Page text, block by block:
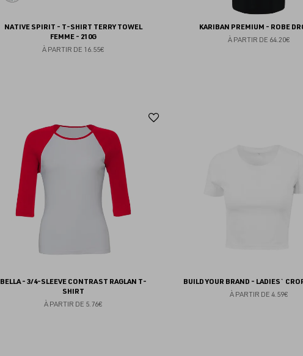
NATIVE SPIRIT - T-SHIRT TERRY TOWEL
FEMME - 210G
À PARTIR DE 16.55€
KARIBAN PREMIUM - ROBE
À PARTIR DE 64.20€
BELLA - 3/4-SLEEVE CONTRAST RAGLAN T-
SHIRT
À PARTIR DE 5.76€
BUILD YOUR BRAND - LADIES`
À PARTIR DE 4.59€